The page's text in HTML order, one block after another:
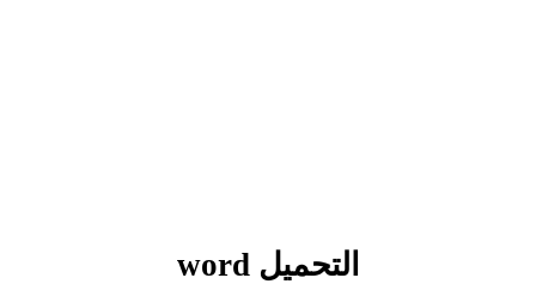
التحميل word